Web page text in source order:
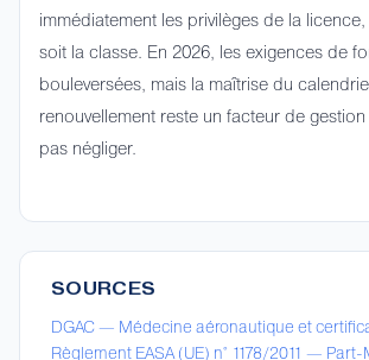
immédiatement les privilèges de la
soit la classe. En 2026, les exigences de
bouleversées, mais la maîtrise du
renouvellement reste un facteur de
pas négliger.
SOURCES
DGAC — Médecine aéronautique et
Règlement EASA (UE) n° 1178/2011 — Part-